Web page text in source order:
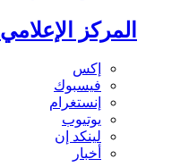
المركز الإعلامي
إكس
فيسبوك
إنستغرام
يوتيوب
لينكد إن
أخبار